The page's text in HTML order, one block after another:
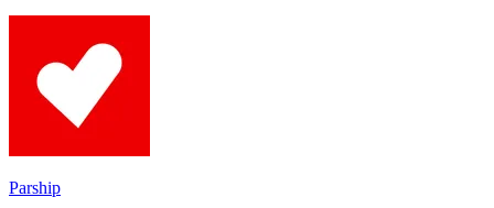
Parship